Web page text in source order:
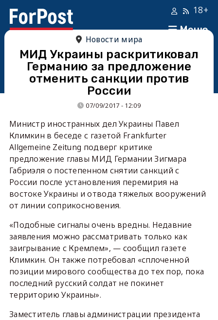
Меню
18+
Новости мира
МИД Украины раскритиковал
Германию за предложение
отменить санкции против
России
07/09/2017 - 12:09
Министр иностранных дел Украины Павел
Климкин в беседе с газетой Frankfurter
Allgemeine Zeitung подверг критике
предложение главы МИД Германии Зигмара
Габриэля о постепенном снятии санкций с
России после установления перемирия на
востоке Украины и отвода тяжелых вооружений
от линии соприкосновения.
«Подобные сигналы очень вредны. Недавние
заявления можно рассматривать только как
заигрывание с Кремлем», — сообщил газете
Климкин. Он также потребовал «сплоченной
позиции мирового сообщества до тех пор, пока
последний русский солдат не покинет
территорию Украины».
Заместитель главы администрации президента